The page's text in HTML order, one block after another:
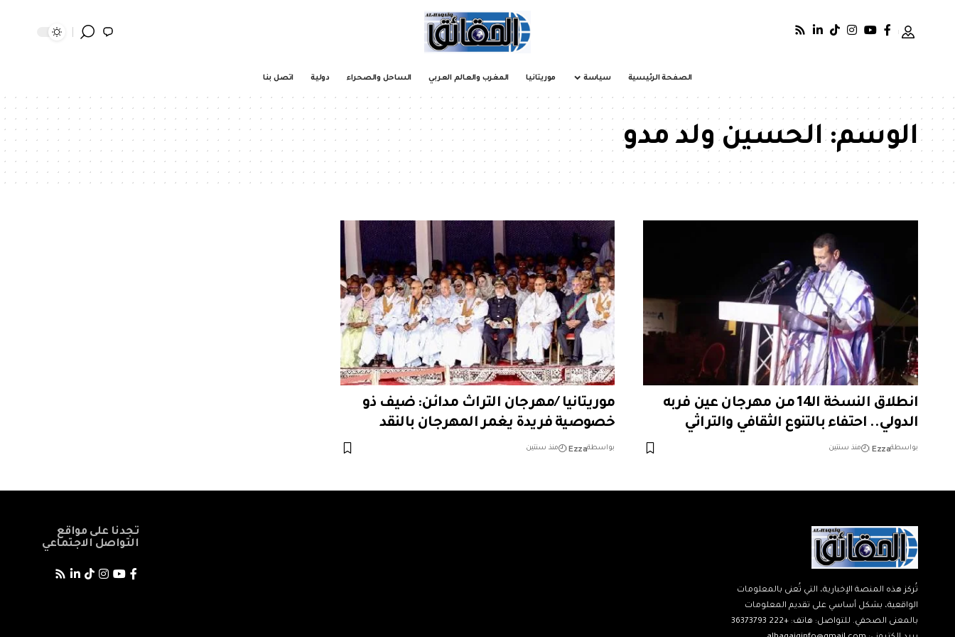
الصفحة الرئيسية سياسة موريتانيا المغرب والعالم العربي الساحل والصحراء دولية اتصل بنا
الوسم:الحسين ولد مدو
انطلاق النسخة الـ14 من مهرجان عين فربه
الدولي.. احتفاء بالتنوع الثقافي والتراثي
بواسطةEzza منذ سنتين
موريتانيا /مهرجان التراث مدائن: ضيف ذو
خصوصية فريدة يغمر المهرجان بالنقد
بواسطةEzza منذ سنتين
تُركز هذه المنصة الإخبارية، التي تُعنى بالمعلومات
الواقعية، بشكل أساسي على تقديم المعلومات
بالمعنى الصحفي. للتواصل: هاتف: +222 36373793
تجدنا على مواقع
التواصل الاجتماعي